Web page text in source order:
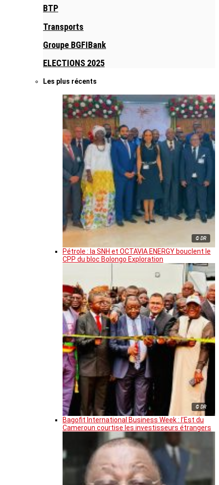
BTP
Transports
Groupe BGFIBank
ELECTIONS 2025
Les plus récents
© DR
Pétrole : la SNH et OCTAVIA ENERGY bouclent le
CPP du bloc Bolongo Exploration
© DR
Bagofit International Business Week : l’Est du
Cameroun courtise les investisseurs étrangers